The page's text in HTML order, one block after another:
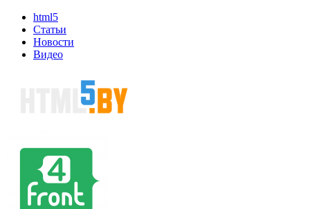
html5
Статьи
Новости
Видео